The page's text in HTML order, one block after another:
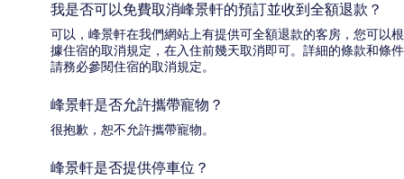
我是否可以免費取消峰景軒的預訂並收到全額退款？
可以，峰景軒在我們網站上有提供可全額退款的客房，您可以根
據住宿的取消規定，在入住前幾天取消即可。詳細的條款和條件
請務必參閱住宿的取消規定。
峰景軒是否允許攜帶寵物？
很抱歉，恕不允許攜帶寵物。
峰景軒是否提供停車位？